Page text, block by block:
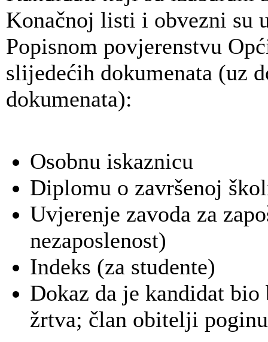
Konačnoj listi i obvezni su
Popisnom povjerenstvu
slijedećih dokumenata (uz
dokumenata):
Osobnu iskaznicu
Diplomu o završenoj
Uvjerenje zavoda za
nezaposlenost)
Indeks (za studente)
Dokaz da je kandidat
žrtva; član obitelji